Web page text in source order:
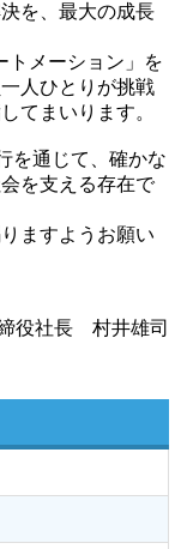
を、最大の成長
トメーション」を
人ひとりが挑戦
てまいります。
を通じて、確かな
を支える存在で
ますようお願い
役社長 村井雄司